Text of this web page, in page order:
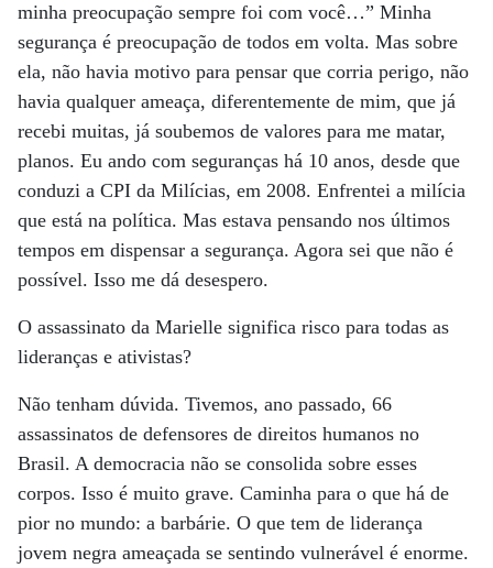
minha preocupação sempre foi com você…” Minha
segurança é preocupação de todos em volta. Mas sobre
ela, não havia motivo para pensar que corria perigo, não
havia qualquer ameaça, diferentemente de mim, que já
recebi muitas, já soubemos de valores para me matar,
planos. Eu ando com seguranças há 10 anos, desde que
conduzi a CPI da Milícias, em 2008. Enfrentei a milícia
que está na política. Mas estava pensando nos últimos
tempos em dispensar a segurança. Agora sei que não é
possível. Isso me dá desespero.
O assassinato da Marielle significa risco para todas as
lideranças e ativistas?
Não tenham dúvida. Tivemos, ano passado, 66
assassinatos de defensores de direitos humanos no
Brasil. A democracia não se consolida sobre esses
corpos. Isso é muito grave. Caminha para o que há de
pior no mundo: a barbárie. O que tem de liderança
jovem negra ameaçada se sentindo vulnerável é enorme.